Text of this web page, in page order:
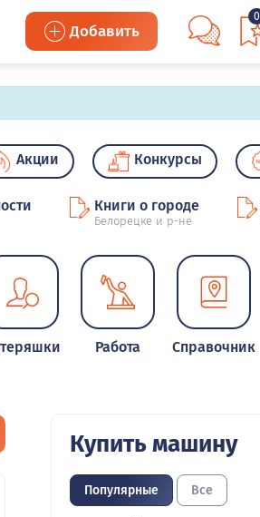
Добавить
0
Акции Конкурсы
Книги о городе
Белорецке и р-не
Работа Справочник
Купить машину
Популярные Все